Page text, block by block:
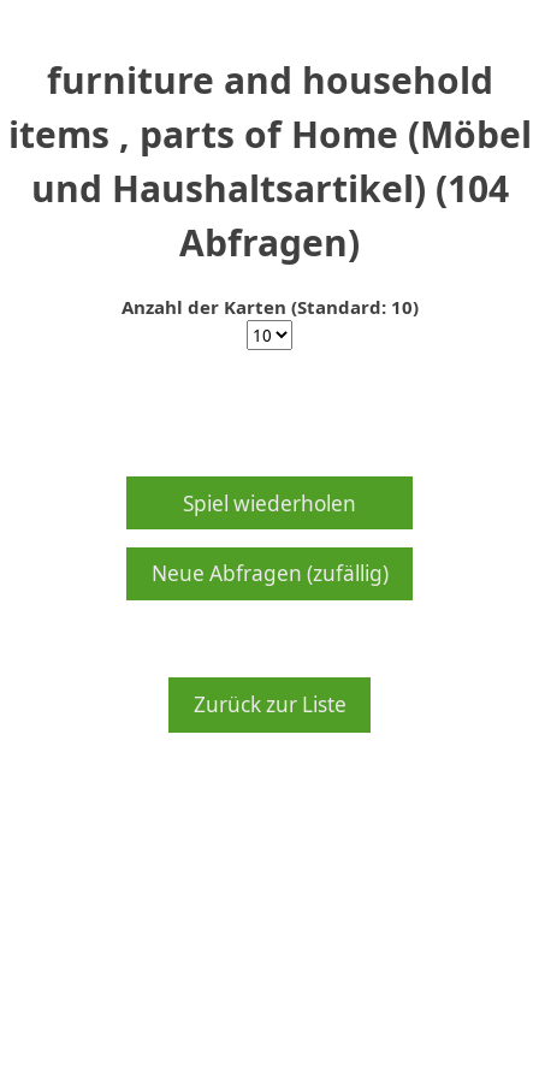
furniture and household
items , parts of Home (Möbel
und Haushaltsartikel) (104
Abfragen)
Anzahl der Karten (Standard: 10)
Zurück zur Liste